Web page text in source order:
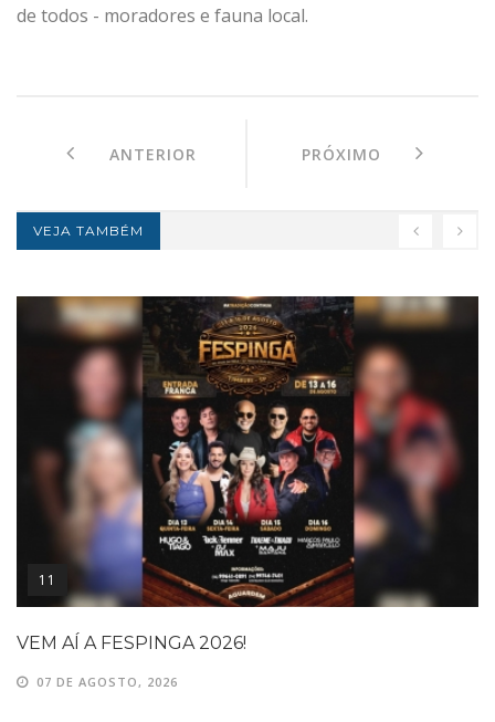
de todos - moradores e fauna local.
ANTERIOR PRÓXIMO
VEJA TAMBÉM
11
VEM AÍ A FESPINGA 2026!
07 DE AGOSTO, 2026